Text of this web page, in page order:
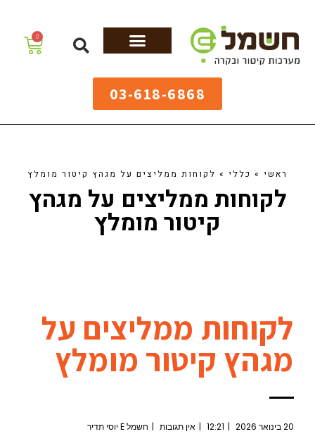
0
03-618-6868
ראשי » כללי » לקוחות ממליצים על מגהץ קיטור מומלץ
לקוחות ממליצים על מגהץ
קיטור מומלץ
לקוחות ממליצים על
מגהץ קיטור מומלץ
20 בינואר 2026 12:21 אין תגובות חשמל E יוסי תדיר